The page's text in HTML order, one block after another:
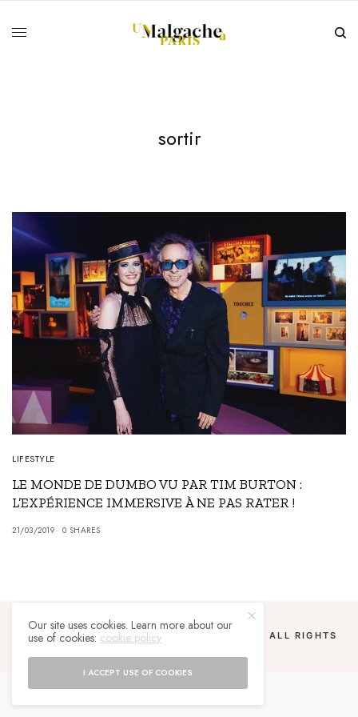
sortir
LIFESTYLE
LE MONDE DE DUMBO VU PAR TIM BURTON :
L’EXPÉRIENCE IMMERSIVE À NE PAS RATER !
21/03/2019 0 SHARES
COPYRIGHT 2024 UN MALGACHE À PARIS. ALL RIGHTS
Our site uses cookies. Learn more about our
use of cookies: cookie policy
I ACCEPT USE OF COOKIES